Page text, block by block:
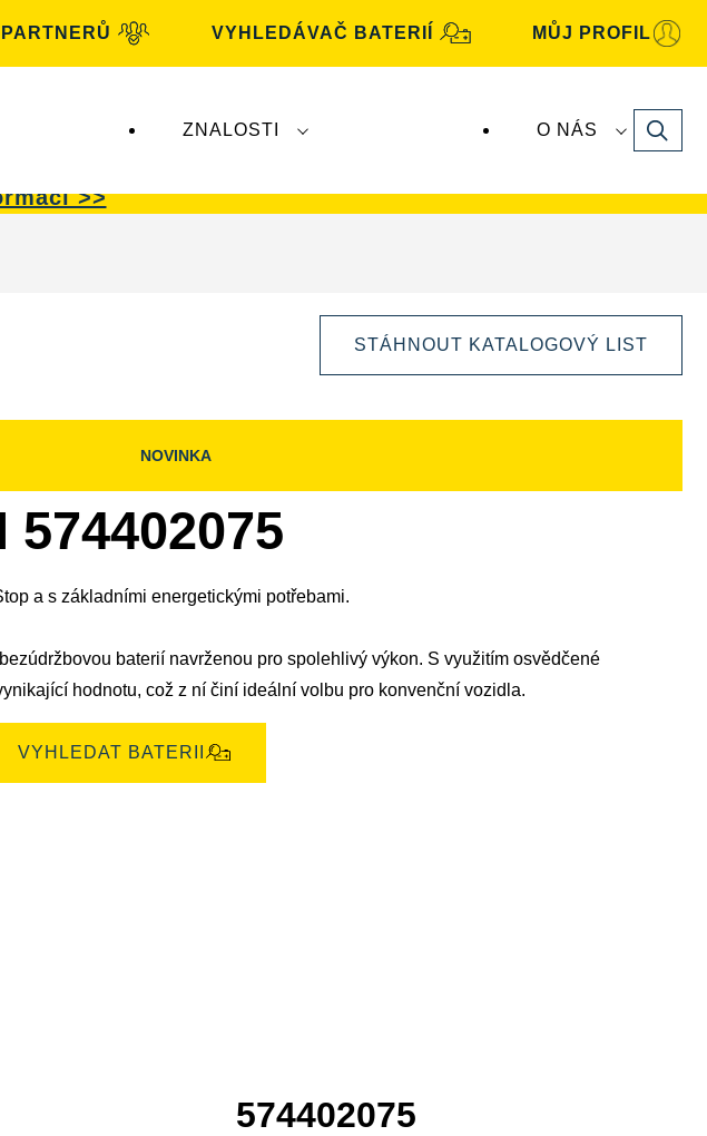
VYHLEDÁVAČ BATERIÍ MŮJ PROFIL
ZNALOSTI O NÁS Search
>>
STÁHNOUT KATALOGOVÝ LIST
obrázku
NOVINKA
574402075
a s základními energetickými potřebami.
baterií navrženou pro spolehlivý výkon. S využitím osvědčené
hodnotu, což z ní činí ideální volbu pro konvenční vozidla.
VYHLEDAT BATERII
574402075